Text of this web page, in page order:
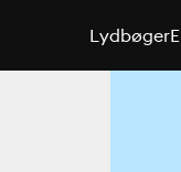
Lydbøger